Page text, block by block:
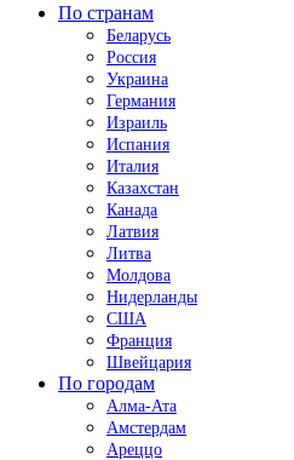
По странам
Беларусь
Россия
Украина
Германия
Израиль
Испания
Италия
Казахстан
Канада
Латвия
Литва
Молдова
Нидерланды
США
Франция
Швейцария
По городам
Алма-Ата
Амстердам
Ареццо